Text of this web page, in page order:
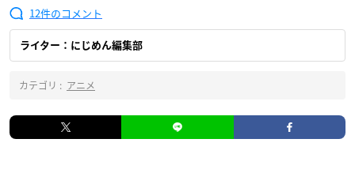
12
ライター：にじめん編集部
カテゴリ : アニメ